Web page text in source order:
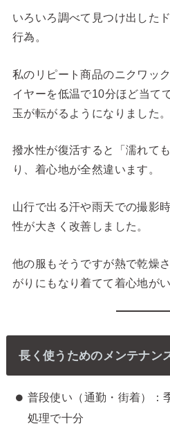
いろいろ調べて見つけ出した
行為。
私のリピート商品のニクワッ
イヤーを低温で10分ほど当て
玉が転がるようになりました。
撥水性が復活すると「濡れて
り、着心地が全然違います。
山行で出る汗や雨天での撮影
性が大きく改善しました。
他の服もそうですが熱で乾燥
がりにもなり着てて着心地が
長く使うためのメンテナン
普段使い（通勤・街着）：
処理で十分